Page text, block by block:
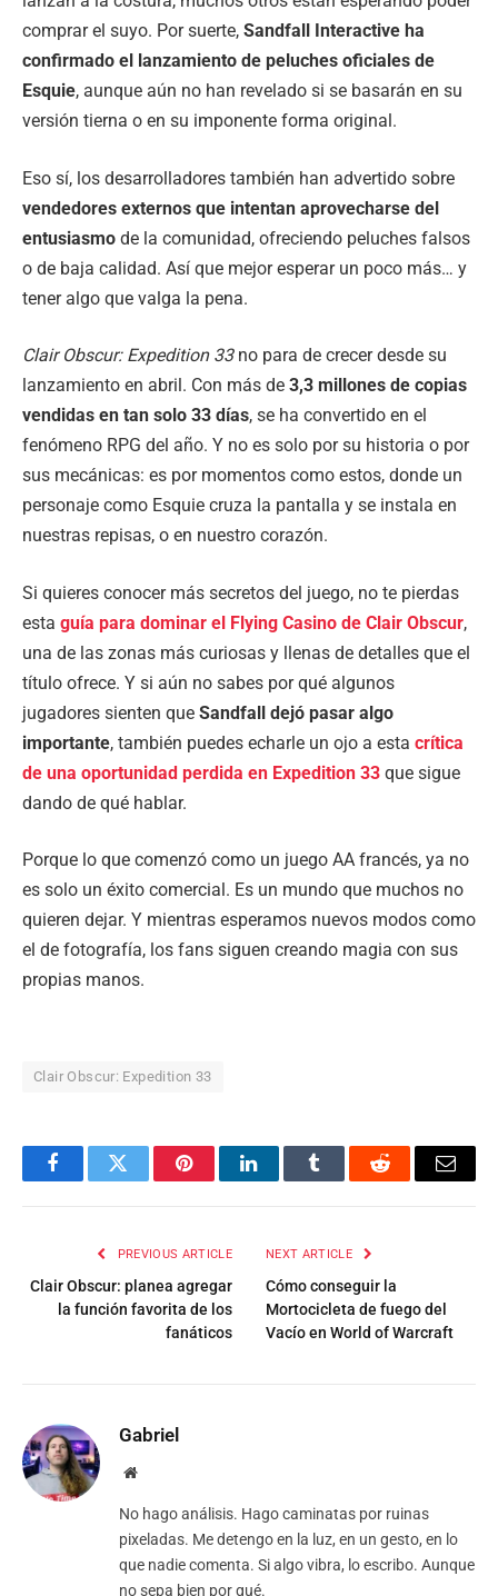
comprar el suyo. Por suerte, Sandfall Interactive ha
confirmado el lanzamiento de peluches oficiales de
Esquie, aunque aún no han revelado si se basarán en su
versión tierna o en su imponente forma original.
Eso sí, los desarrolladores también han advertido sobre
vendedores externos que intentan aprovecharse del
entusiasmo de la comunidad, ofreciendo peluches falsos
o de baja calidad. Así que mejor esperar un poco más… y
tener algo que valga la pena.
Clair Obscur: Expedition 33no para de crecer desde su
lanzamiento en abril. Con más de 3,3 millones de copias
vendidas en tan solo 33 días, se ha convertido en el
fenómeno RPG del año. Y no es solo por su historia o por
sus mecánicas: es por momentos como estos, donde un
personaje como Esquie cruza la pantalla y se instala en
nuestras repisas, o en nuestro corazón.
Si quieres conocer más secretos del juego, no te pierdas
esta guía para dominar el Flying Casino de Clair Obscur,
una de las zonas más curiosas y llenas de detalles que el
título ofrece. Y si aún no sabes por qué algunos
jugadores sienten que Sandfall dejó pasar algo
importante, también puedes echarle un ojo a esta crítica
de una oportunidad perdida en Expedition 33 que sigue
dando de qué hablar.
Porque lo que comenzó como un juego AA francés, ya no
es solo un éxito comercial. Es un mundo que muchos no
quieren dejar. Y mientras esperamos nuevos modos como
el de fotografía, los fans siguen creando magia con sus
propias manos.
Clair Obscur: Expedition 33
FacebookTwitter PinterestLinkedInTumblr Reddit Email
PREVIOUS ARTICLE
Clair Obscur: planea agregar
la función favorita de los
fanáticos
NEXT ARTICLE
Cómo conseguir la
Mortocicleta de fuego del
Vacío en World of Warcraft
Gabriel
Website
No hago análisis. Hago caminatas por ruinas
pixeladas. Me detengo en la luz, en un gesto, en lo
que nadie comenta. Si algo vibra, lo escribo. Aunque
no sepa bien por qué.